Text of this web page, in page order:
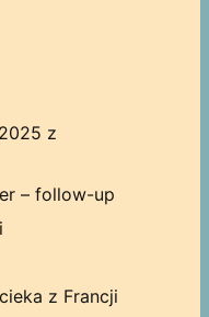
z
– follow-up
z Francji